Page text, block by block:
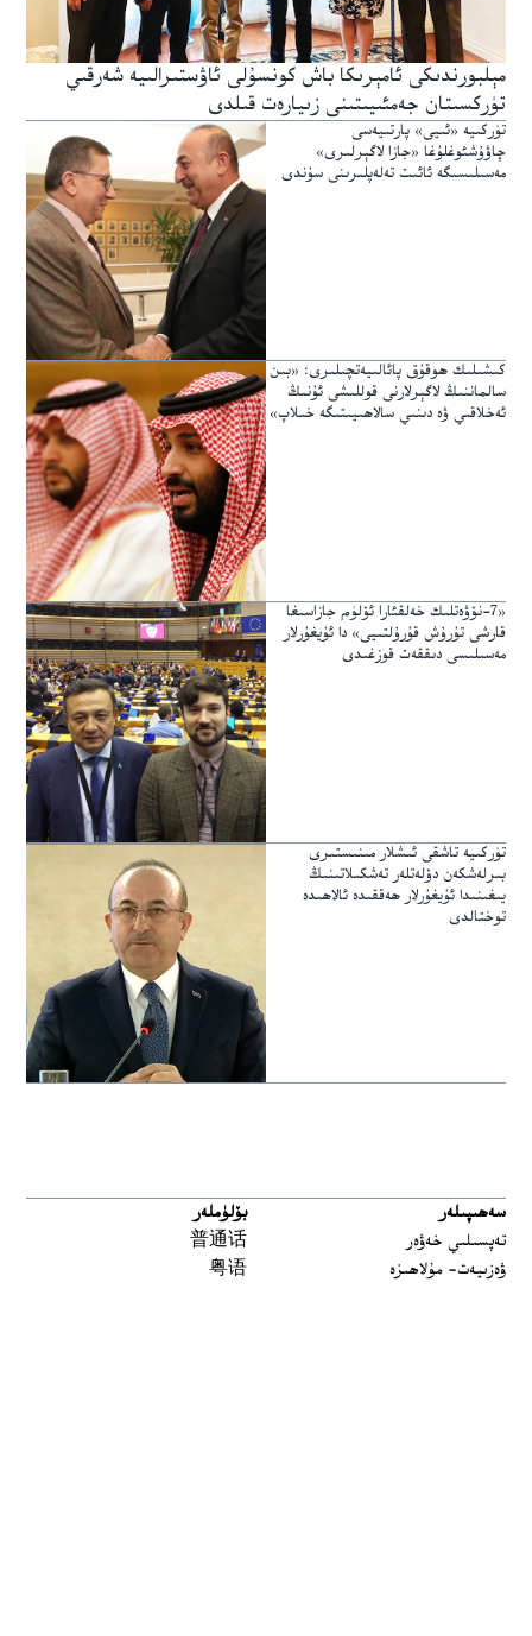
مېلبورندىكى ئامېرىكا باش كونسۇلى ئاۋستىرالىيە شەرقىي
تۈركسىتان جەمئىيىتىنى زىيارەت قىلدى
تۈركىيە «ئىيى» پارتىيەسى
چاۋۇشئوغلۇغا «جازا لاگېرلىرى»
مەسىلىسىگە ئائىت تەلەپلىرىنى سۇندى
كىشىلىك ھوقۇق پائالىيەتچىلىرى: «بىن
سالماننىڭ لاگېرلارنى قوللىشى ئۇنىڭ
ئەخلاقىي ۋە دىنىي سالاھىيىتىگە خىلاپ»
«7-نۆۋەتلىك خەلقئارا ئۆلۈم جازاسىغا
قارشى تۇرۇش قۇرۇلتىيى» دا ئۇيغۇرلار
مەسىلىسى دىققەت قوزغىدى
تۈركىيە تاشقى ئىشلار مىنىستىرى
بىرلەشكەن دۆلەتلەر تەشكىلاتىنىڭ
يىغىنىدا ئۇيغۇرلار ھەققىدە ئالاھىدە
توختالدى
سەھىپىلەر
تەپسىلىي خەۋەر
ۋەزىيەت- مۇلاھىزە
بۆلۈملەر
普通话
粤语